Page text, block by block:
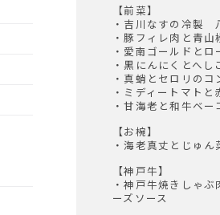
【前菜】
・吉川なすの冷製
・豚フィレ肉と青
・愛南ゴールドと
・黒にんにくとへ
・真蛸とセロリのコ
・ミディートマト
・甘海老と和牛ベ
【お椀】
・海老真丈とじゅ
【神戸牛】
・神戸牛焼きしゃ
ーズソース